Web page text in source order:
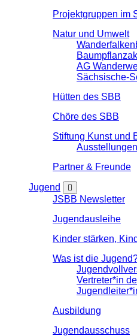
Projektgruppen im
Natur und Umwelt
AG
Sächsische-
Hütten des SBB
Chöre des SBB
Stiftung Kunst und
Ausstellungen
Partner & Freunde
Jugend
JSBB Newsletter
Jugendausleihe
Kinder stärken,
Was ist die
Vertreter*in
Ausbildung
Jugendausschuss